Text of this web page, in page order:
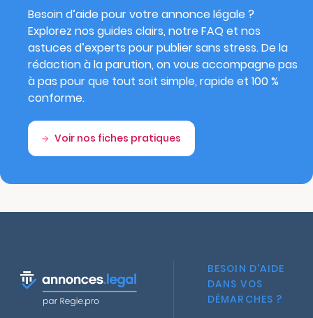
Besoin d’aide pour votre annonce légale ?
Explorez nos guides clairs, notre FAQ et nos
astuces d’experts pour publier sans stress. De la
rédaction à la parution, on vous accompagne pas
à pas pour que tout soit simple, rapide et 100 %
conforme.
Voir nos fiches pratiques
BESOIN D'AIDE
DANS VOS
DÉMARCHES ?